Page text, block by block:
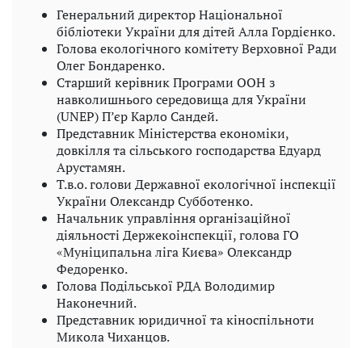
Генеральний директор Національної
бібліотеки України для дітей Алла Гордієнко.
Голова екологічного комітету Верховної Ради
Олег Бондаренко.
Старший керівник Програми ООН з
навколишнього середовища для України
(UNEP) П’єр Карло Сандей.
Представник Міністерства економіки,
довкілля та сільського господарства Едуард
Арустамян.
Т.в.о. голови Державної екологічної інспекції
України Олександр Субботенко.
Начальник управління організаційної
діяльності Держекоінспекції, голова ГО
«Муніципальна ліга Києва» Олександр
Федоренко.
Голова Подільської РДА Володимир
Наконечний.
Представник юридичної та кіноспільноти
Микола Чиханцов.